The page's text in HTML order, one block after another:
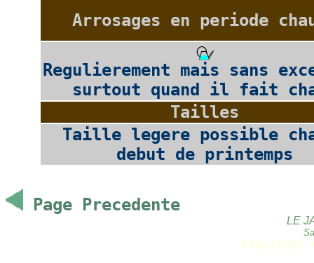
Arrosages en periode
Regulierement mais sans
surtout quand il fait
Tailles
Taille legere possible
debut de printemps
Page Precedente
LE
Copyright